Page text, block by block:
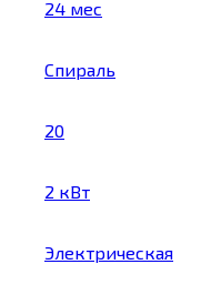
24 мес
Спираль
20
2 кВт
Электрическая